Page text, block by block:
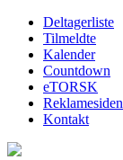
Deltagerliste
Tilmeldte
Kalender
Countdown
eTORSK
Reklamesiden
Kontakt